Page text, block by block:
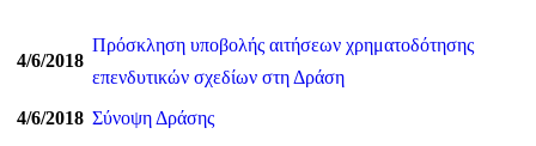
4/6/2018
Πρόσκληση υποβολής αιτήσεων χρηματοδότησης
επενδυτικών σχεδίων στη Δράση
4/6/2018 Σύνοψη Δράσης